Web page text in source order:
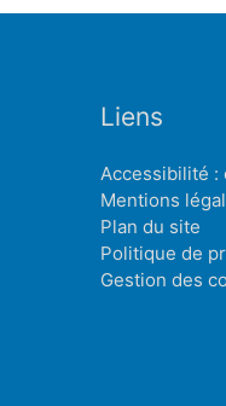
Liens
Accessibilité :
Mentions
Plan du site
Politique de
Gestion des